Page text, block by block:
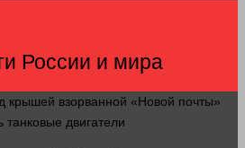
России и мира
крышей взорванной «Новой почты»
двигатели